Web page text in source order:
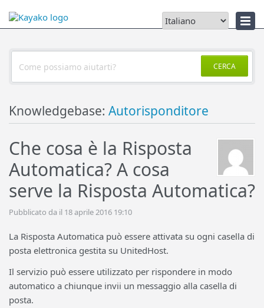
Notizie
CERCA
Knowledgebase: Autorisponditore
Che cosa è la Risposta
Automatica? A cosa
serve la Risposta Automatica?
Pubblicato da il 18 aprile 2016 19:10
La Risposta Automatica può essere attivata su ogni casella di
posta elettronica gestita su UnitedHost.
Il servizio può essere utilizzato per rispondere in modo
automatico a chiunque invii un messaggio alla casella di
posta.